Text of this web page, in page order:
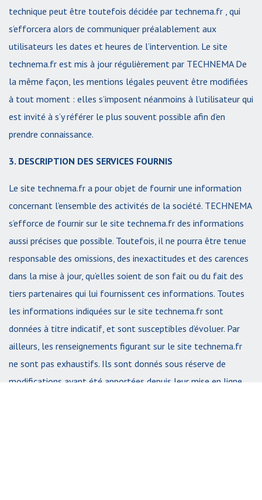
technique peut être toutefois décidée par technema.fr , qui
s’efforcera alors de communiquer préalablement aux
utilisateurs les dates et heures de l’intervention. Le site
technema.fr est mis à jour régulièrement par TECHNEMA De
la même façon, les mentions légales peuvent être modifiées
à tout moment : elles s’imposent néanmoins à l’utilisateur qui
est invité à s’y référer le plus souvent possible afin d’en
prendre connaissance.
3. DESCRIPTION DES SERVICES FOURNIS
Le site technema.fr a pour objet de fournir une information
concernant l’ensemble des activités de la société. TECHNEMA
s’efforce de fournir sur le site technema.fr des informations
aussi précises que possible. Toutefois, il ne pourra être tenue
responsable des omissions, des inexactitudes et des carences
dans la mise à jour, qu’elles soient de son fait ou du fait des
tiers partenaires qui lui fournissent ces informations. Toutes
les informations indiquées sur le site technema.fr sont
données à titre indicatif, et sont susceptibles d’évoluer. Par
ailleurs, les renseignements figurant sur le site technema.fr
ne sont pas exhaustifs. Ils sont donnés sous réserve de
modifications ayant été apportées depuis leur mise en ligne.